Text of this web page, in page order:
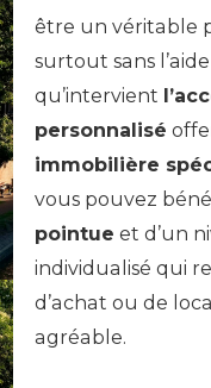
être un véritable
surtout sans
qu’intervient
personnalisé
immobilière
vous pouvez
pointue et d’un
individualisé qui
d’achat ou de
agréable.